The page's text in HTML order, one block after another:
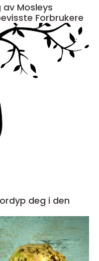
Mosleys
Forbrukere
deg i den